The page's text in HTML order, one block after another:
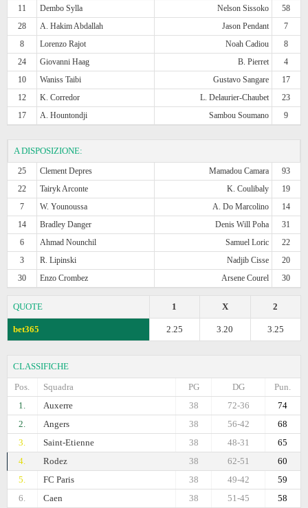
11
Dembo Sylla Nelson Sissoko
58
28
A. Hakim Abdallah Jason Pendant
7
8
Lorenzo Rajot Noah Cadiou
8
24
Giovanni Haag B. Pierret
4
10
Waniss Taibi Gustavo Sangare
17
12
K. Corredor L. Delaurier-Chaubet
23
17
A. Hountondji Sambou Soumano 9
A DISPOSIZIONE:
25 Clement Depres Mamadou Camara
93
22
Tairyk Arconte K. Coulibaly
19
7
W. Younoussa A. Do Marcolino
14
14
Bradley Danger Denis Will Poha
31
6
Ahmad Nounchil Samuel Loric
22
3
R. Lipinski Nadjib Cisse
20
30
Enzo Crombez Arsene Courel 30
QUOTE 2
X
1
bet365 3.25
3.20
2.25
CLASSIFICHE
Pos.
Squadra Pun.
DG
PG
1.
Auxerre 74
72-36
38
2.
Angers 68
56-42
38
3.
Saint-Etienne 65
48-31
38
4.
Rodez 60
62-51
38
5.
FC Paris 59
49-42
38
6.
Caen 58
51-45
38